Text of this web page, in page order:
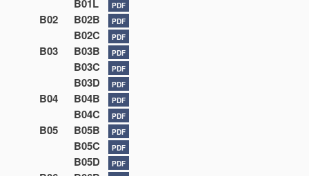
B01L PDF
B02 B02B PDF
B02C PDF
B03 B03B PDF
B03C PDF
B03D PDF
B04 B04B PDF
B04C PDF
B05 B05B PDF
B05C PDF
B05D PDF